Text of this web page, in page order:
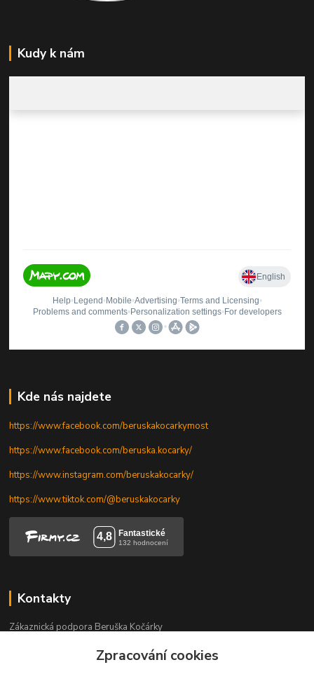
Kudy k nám
Kde nás najdete
https://www.facebook.com/beruskakocarkymost
https://www.facebook.com/beruska.kocarky/
https://www.instagram.com/beruskakocarky/
https://www.tiktok.com/@beruskakocarky
Kontakty
Zákaznická podpora Beruška Kočárky
Po-Pá 9-17.30 h, So 9-11.30 hZpracování cookies